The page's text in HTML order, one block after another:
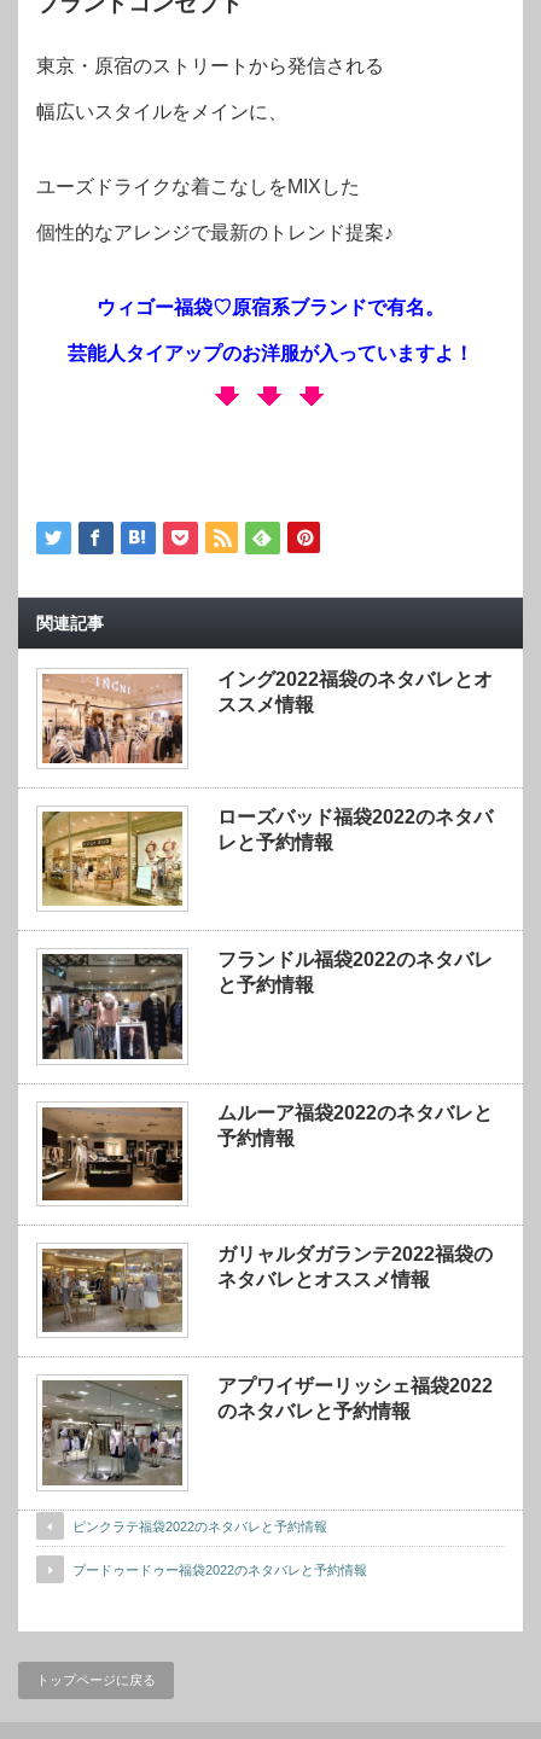
東京・原宿のストリートから発信される
幅広いスタイルをメインに、
ユーズドライクな着こなしをMIXした
個性的なアレンジで最新のトレンド提案♪
ウィゴー福袋♡原宿系ブランドで有名。
芸能人タイアップのお洋服が入っていますよ！
関連記事
イング2022福袋のネタバレとオ
ススメ情報
ローズバッド福袋2022のネタバ
レと予約情報
フランドル福袋2022のネタバレ
と予約情報
ムルーア福袋2022のネタバレと
予約情報
ガリャルダガランテ2022福袋の
ネタバレとオススメ情報
アプワイザーリッシェ福袋2022
のネタバレと予約情報
ピンクラテ福袋2022のネタバレと予約情報
プードゥードゥー福袋2022のネタバレと予約情報
トップページに戻る